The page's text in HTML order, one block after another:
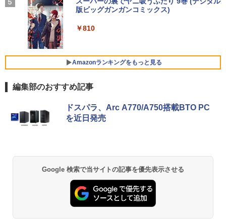
【マラソンセール期間中ポイント5倍】中
Wi-Fi Bluetooth Windows11 東芝 dyna
book G83/HS 初期設定済 すぐ使える 90
速NVMe式256GB-SSD/ カメラ/ 無線Wi-
Fi6/ Office付き/ Win11【中古ノートパソ
コン 中古パソコン 中古PC】税込送料無
料 あす楽対応 当日発送
￥34,990
(8845HS)
5
デスクトップPC Ryzen7 5700G メモリ1
￥148,700
￥1,964
リング ANC 36時間再生
￥2,980
コカ・コーラ やかんの麦茶 from 爽健美茶 ラ
版ビッグガンガンコミックス)
￥810
Amazonランキングをもっと見る
編集部のおすすめ記事
ドスパラ、Arc A770/A750搭載BTO PC
を近日発売
Google 検索で当サイトの記事を優先表示させる